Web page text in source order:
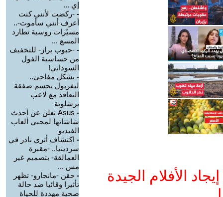
الأفلام الجيدة
إي ...
- -ركضت لأنني كنت
أعرف أنني سأموت-..
مسيّرات روسية تطارد
المسع ...
- -حبوب براز- للتخفيف
من حساسية الفول
السوداني!
- بشكل مفاجئ..
ليفربول يحسم صفقة
التعاقد مع لاعب
برشلونة
-
Asus تعلن عن أحدث
شاشاتها لمحبي ألعاب
الفيديو
- اكتشاف أثري نادر في
سردينيا.. -مقبرة
العمالقة- بتصميم غير
مس ...
- حقن -مانجارو- تظهر
تأثيرا وقائيا ضد حالة
صحية مهددة للحياة